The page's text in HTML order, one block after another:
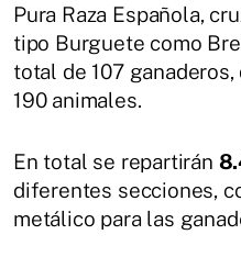
Pura Raza Española,
tipo Burguete como
total de 107
190 animales.
En total se repartirán
diferentes secciones,
metálico para las